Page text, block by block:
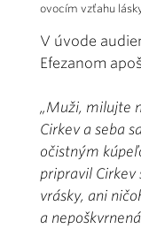
ovocím vzťahu
V úvode
Efezanom
„Muži, milujte
Cirkev a seba
očistným
pripravil Cirkev
vrásky, ani
a